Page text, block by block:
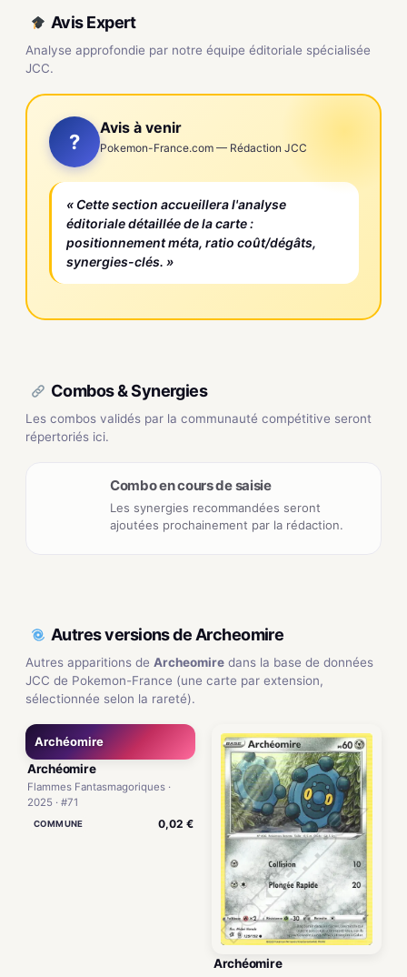
Avis Expert
Analyse approfondie par notre équipe éditoriale spécialisée
JCC.
?
Avis à venir
Pokemon-France.com — Rédaction JCC
« Cette section accueillera l'analyse
éditoriale détaillée de la carte :
positionnement méta, ratio coût/dégâts,
synergies-clés. »
Combos & Synergies
Les combos validés par la communauté compétitive seront
répertoriés ici.
Combo en cours de saisie
Les synergies recommandées seront
ajoutées prochainement par la rédaction.
Autres versions de Archeomire
Autres apparitions de Archeomire dans la base de données
JCC de Pokemon-France (une carte par extension,
sélectionnée selon la rareté).
Archéomire
Archéomire
Flammes Fantasmagoriques ·
2025 · #71
COMMUNE 0,02 €
Archéomire